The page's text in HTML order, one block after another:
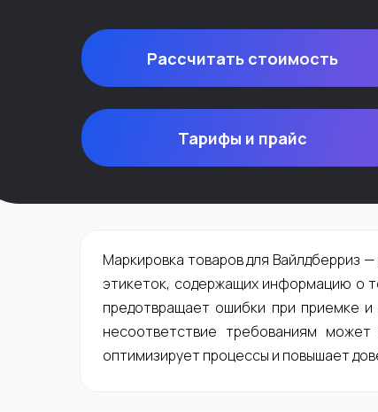
Рассчитать стоимость
Тарифы и прайс
Маркировка товаров для Вайлдберриз
этикеток, содержащих информацию о
предотвращает ошибки при приемке
несоответствие требованиям
оптимизирует процессы и повышает